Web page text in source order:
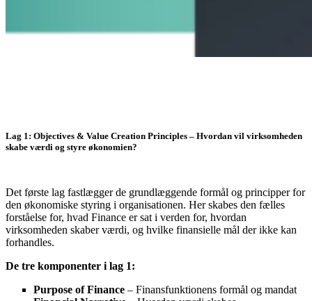
Lag 1: Objectives & Value Creation Principles – Hvordan vil virksomheden
skabe værdi og styre økonomien?
Det første lag fastlægger de grundlæggende formål og principper for
den økonomiske styring i organisationen. Her skabes den fælles
forståelse for, hvad Finance er sat i verden for, hvordan
virksomheden skaber værdi, og hvilke finansielle mål der ikke kan
forhandles.
De tre komponenter i lag 1:
Purpose of Finance – Finansfunktionens formål og mandat